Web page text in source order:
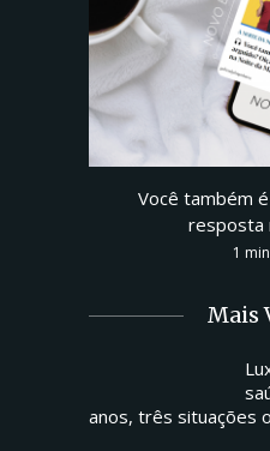
Você também
resposta
1
Mais
anos, três situações